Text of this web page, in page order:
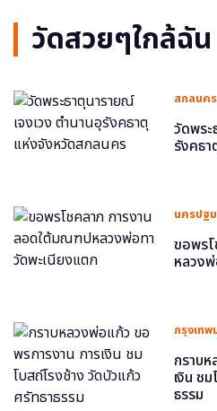
วัดสวยๆใกล้ฉัน
สกลนคร
วัดพระ
รังคธ
นครปฐม
ขอพร
หลวง
กรุงเท
กราบ
เงิน ช
ธรรม